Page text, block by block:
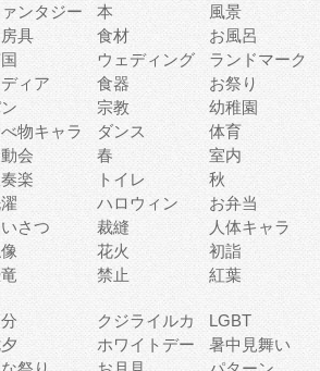
ンタジー 本 風景
具 食材 お風呂
ウェディング ランドマーク
ディア 食器 お祭り
宗教 幼稚園
物キャラ ダンス 体育
会 春 室内
楽 トイレ 秋
ハロウィン お弁当
さつ 裁縫 人体キャラ
花火 初詣
禁止 紅葉
クジライルカ LGBT
ホワイトデー 暑中見舞い